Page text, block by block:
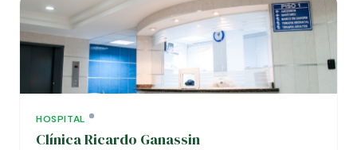
HOSPITAL
Clínica Ricardo Ganassin